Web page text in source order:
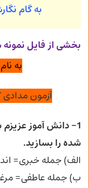
به گام
بخشی از فایل نمونه
به
آزمون
1- دانش آموز
شده را بسازید.
الف) جمله خبری=
ب) جمله عاطفی=